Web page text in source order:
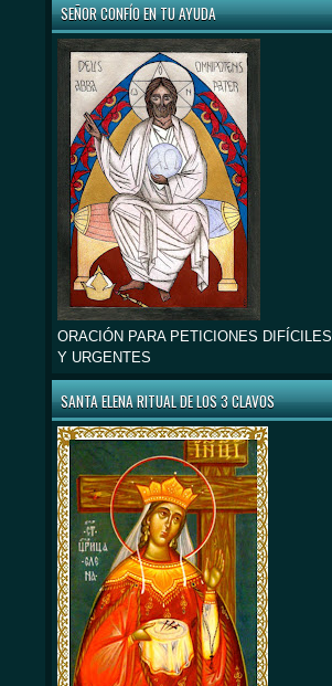
SEÑOR CONFÍO EN TU AYUDA
ORACIÓN PARA PETICIONES DIFÍCILES
Y URGENTES
SANTA ELENA RITUAL DE LOS 3 CLAVOS